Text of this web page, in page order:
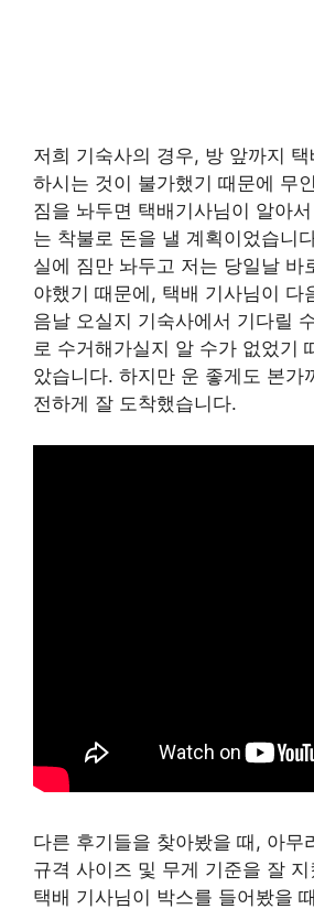
저희 기숙사의 경우, 방 앞까지
하시는 것이 불가했기 때문에 무
짐을 놔두면 택배기사님이 알아
는 착불로 돈을 낼 계획이었습니
실에 짐만 놔두고 저는 당일날 바
야했기 때문에, 택배 기사님이 다
음날 오실지 기숙사에서 기다릴
로 수거해가실지 알 수가 없었기
았습니다. 하지만 운 좋게도 본가
전하게 잘 도착했습니다.
다른 후기들을 찾아봤을 때, 아무
규격 사이즈 및 무게 기준을 잘
택배 기사님이 박스를 들어봤을